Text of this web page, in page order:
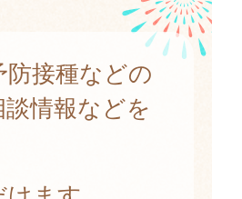
接種などの
情報などを